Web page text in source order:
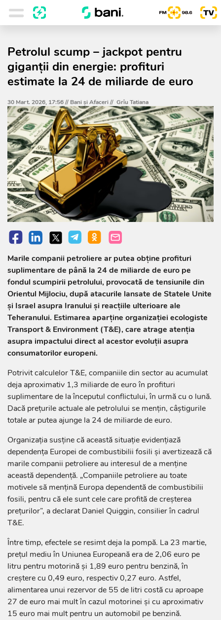
Petrolul scump – jackpot pentru
giganții din energie: profituri
estimate la 24 de miliarde de euro
30 Mart. 2026, 17:56 // Bani și Afaceri// Grîu Tatiana
Marile companii petroliere ar putea obține profituri
suplimentare de până la 24 de miliarde de euro pe
fondul scumpirii petrolului, provocată de tensiunile din
Orientul Mijlociu, după atacurile lansate de Statele Unite
și Israel asupra Iranului și reacțiile ulterioare ale
Teheranului. Estimarea aparține organizației ecologiste
Transport & Environment (T&E), care atrage atenția
asupra impactului direct al acestor evoluții asupra
consumatorilor europeni.
Potrivit calculelor T&E, companiile din sector au acumulat
deja aproximativ 1,3 miliarde de euro în profituri
suplimentare de la începutul conflictului, în urmă cu o lună.
Dacă prețurile actuale ale petrolului se mențin, câștigurile
totale ar putea ajunge la 24 de miliarde de euro.
Organizația susține că această situație evidențiază
dependența Europei de combustibilii fosili și avertizează că
marile companii petroliere au interesul de a menține
această dependență. „Companiile petroliere au toate
motivele să mențină Europa dependentă de combustibilii
fosili, pentru că ele sunt cele care profită de creșterea
prețurilor”, a declarat Daniel Quiggin, consilier în cadrul
T&E.
Între timp, efectele se resimt deja la pompă. La 23 martie,
prețul mediu în Uniunea Europeană era de 2,06 euro pe
litru pentru motorină și 1,89 euro pentru benzină, în
creștere cu 0,49 euro, respectiv 0,27 euro. Astfel,
alimentarea unui rezervor de 55 de litri costă cu aproape
27 de euro mai mult în cazul motorinei și cu aproximativ
15 euro mai mult pentru un automobil pe benzină.